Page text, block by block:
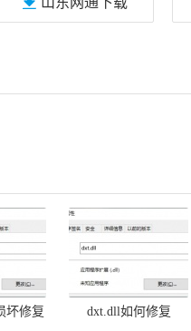
坏修复
dxt.dll如何修复